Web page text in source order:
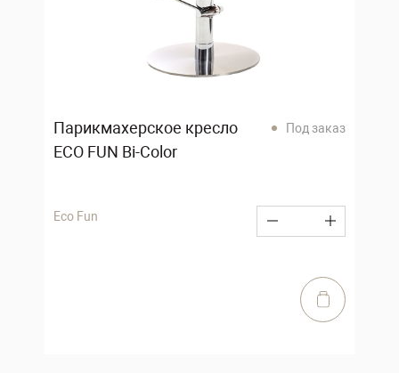
Парикмахерское кресло
ECO FUN Bi-Color
Под заказ
Eco Fun